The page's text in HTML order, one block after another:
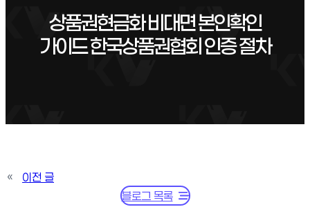
상품권현금화 비대면 본인확인
가이드 한국상품권협회 인증 절차
«
이전 글
블로그 목록